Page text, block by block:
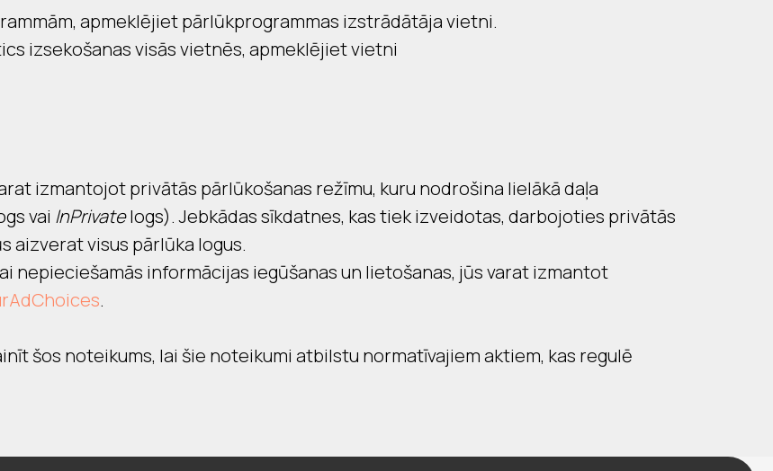
apmeklējiet pārlūkprogrammas izstrādātāja vietni.
izsekošanas visās vietnēs, apmeklējiet vietni
izmantojot privātās pārlūkošanas režīmu, kuru nodrošina lielākā daļa
vai InPrivatelogs). Jebkādas sīkdatnes, kas tiek izveidotas, darbojoties privātās
aizverat visus pārlūka logus.
nepieciešamās informācijas iegūšanas un lietošanas, jūs varat izmantot
.
šos noteikums, lai šie noteikumi atbilstu normatīvajiem aktiem, kas regulē